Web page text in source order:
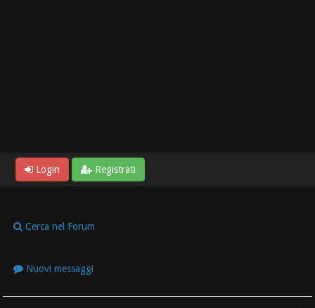
Login Registrati
Cerca nel Forum
Nuovi messaggi